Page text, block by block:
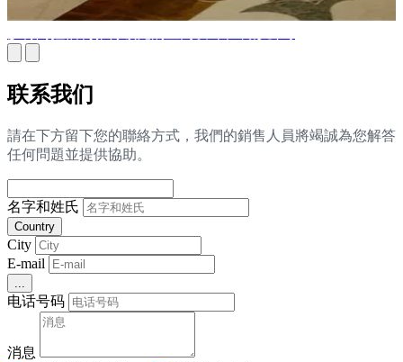
联系我们
請在下方留下您的聯絡方式，我們的銷售人員將竭誠為您解答
任何問題並提供協助。
名字和姓氏
Country
City
E-mail
电话号码
消息